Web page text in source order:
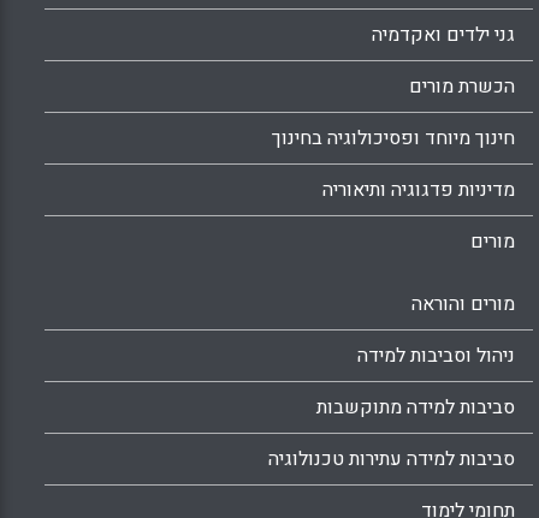
גני ילדים ואקדמיה
הכשרת מורים
חינוך מיוחד ופסיכולוגיה בחינוך
מדיניות פדגוגיה ותיאוריה
מורים
מורים והוראה
ניהול וסביבות למידה
סביבות למידה מתוקשבות
סביבות למידה עתירות טכנולוגיה
תחומי לימוד